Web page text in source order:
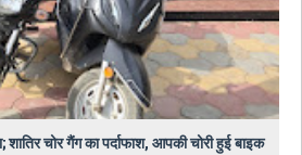
चोर गैंग का पर्दाफाश, आपकी चोरी हुई बाइक